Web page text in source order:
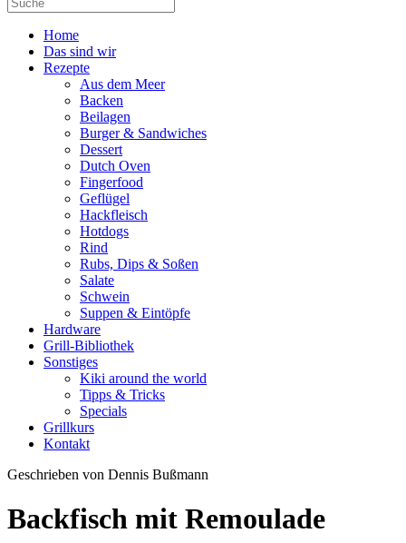
Home
Das sind wir
Rezepte
Aus dem Meer
Backen
Beilagen
Burger & Sandwiches
Dessert
Dutch Oven
Fingerfood
Geflügel
Hackfleisch
Hotdogs
Rind
Rubs, Dips & Soßen
Salate
Schwein
Suppen & Eintöpfe
Hardware
Grill-Bibliothek
Sonstiges
Kiki around the world
Tipps & Tricks
Specials
Grillkurs
Kontakt
Geschrieben von Dennis Bußmann
Backfisch mit Remoulade